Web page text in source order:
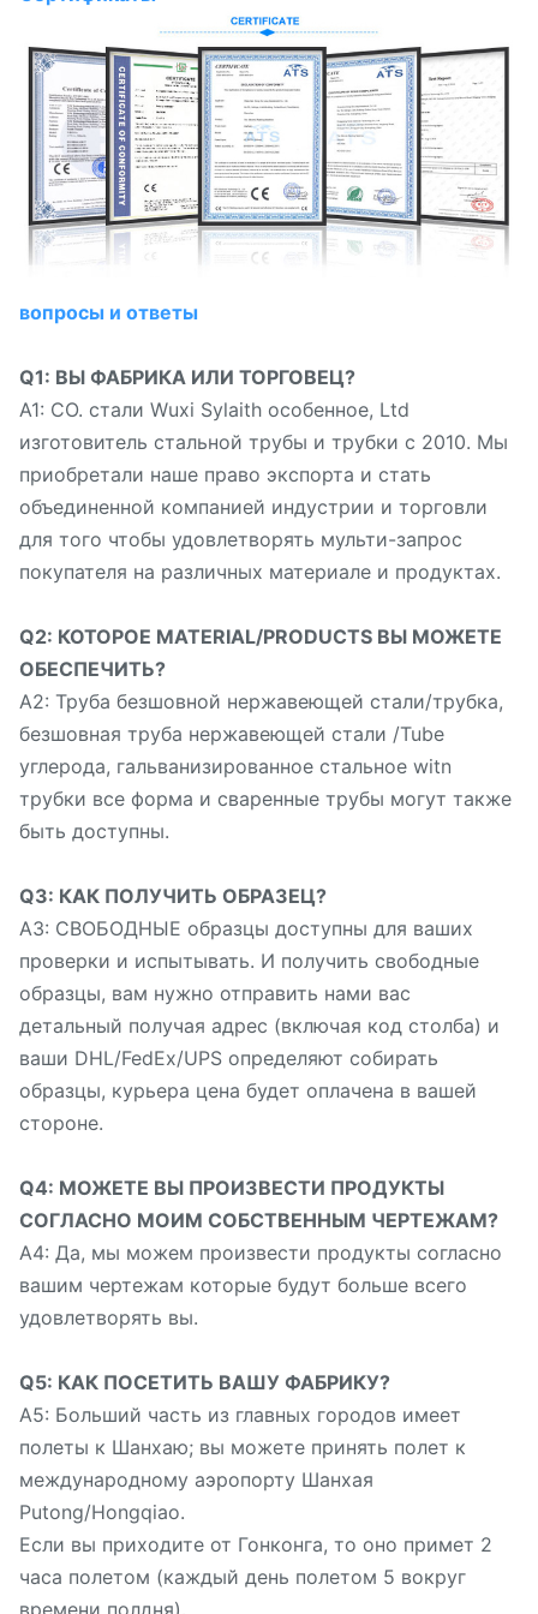
вопросы и ответы
Q1: ВЫ ФАБРИКА ИЛИ ТОРГОВЕЦ?
A1: CO. стали Wuxi Sylaith особенное, Ltd
изготовитель стальной трубы и трубки с 2010. Мы
приобретали наше право экспорта и стать
объединенной компанией индустрии и торговли
для того чтобы удовлетворять мульти-запрос
покупателя на различных материале и продуктах.
Q2: КОТОРОЕ MATERIAL/PRODUCTS ВЫ МОЖЕТЕ
ОБЕСПЕЧИТЬ?
A2: Труба безшовной нержавеющей стали/трубка,
безшовная труба нержавеющей стали /Tube
углерода, гальванизированное стальное witn
трубки все форма и сваренные трубы могут также
быть доступны.
Q3: КАК ПОЛУЧИТЬ ОБРАЗЕЦ?
A3: СВОБОДНЫЕ образцы доступны для ваших
проверки и испытывать. И получить свободные
образцы, вам нужно отправить нами вас
детальный получая адрес (включая код столба) и
ваши DHL/FedEx/UPS определяют собирать
образцы, курьера цена будет оплачена в вашей
стороне.
Q4: МОЖЕТЕ ВЫ ПРОИЗВЕСТИ ПРОДУКТЫ
СОГЛАСНО МОИМ СОБСТВЕННЫМ ЧЕРТЕЖАМ?
A4: Да, мы можем произвести продукты согласно
вашим чертежам которые будут больше всего
удовлетворять вы.
Q5: КАК ПОСЕТИТЬ ВАШУ ФАБРИКУ?
A5: Больший часть из главных городов имеет
полеты к Шанхаю; вы можете принять полет к
международному аэропорту Шанхая
Putong/Hongqiao.
Если вы приходите от Гонконга, то оно примет 2
часа полетом (каждый день полетом 5 вокруг